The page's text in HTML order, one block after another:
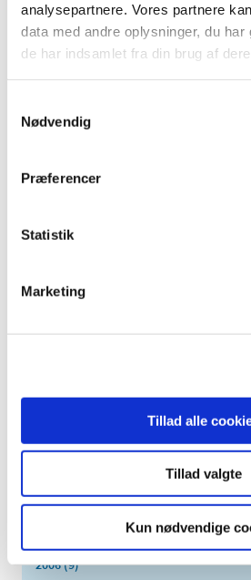
analysepartnere. Vores partnere
data med andre oplysninger, du har
de har indsamlet fra din brug af
Nødvendig
Præferencer
Statistik
Marketing
Tillad alle
Tillad valgte
Kun nødvendige
2016 (167)
2015 (33)
2014 (44)
november (3)
september (7)
juni (8)
april (2)
februar (6)
2006 (9)